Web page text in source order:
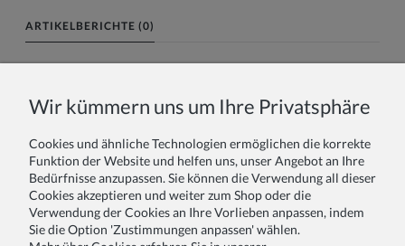
ARTIKELBERICHTE (0)
Ihr Bericht:
Wir kümmern uns um Ihre Privatsphäre
Cookies und ähnliche Technologien ermöglichen die korrekte
Funktion der Website und helfen uns, unser Angebot an Ihre
Bedürfnisse anzupassen. Sie können die Verwendung all dieser
Cookies akzeptieren und weiter zum Shop oder die
Verwendung der Cookies an Ihre Vorlieben anpassen, indem
Sie die Option 'Zustimmungen anpassen' wählen.